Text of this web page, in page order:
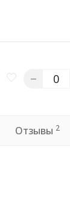
Отзывы 2